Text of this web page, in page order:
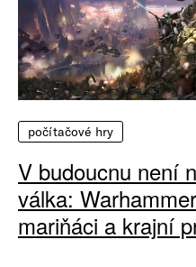
počítačové hry
V budoucnu není
válka:
mariňáci a krajní